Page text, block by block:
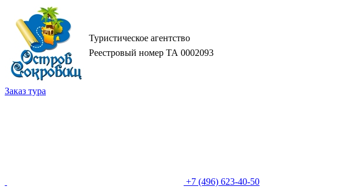
Туристическое агентство
Реестровый номер ТА 0002093
Заказ тура
+7 (496) 623-40-50